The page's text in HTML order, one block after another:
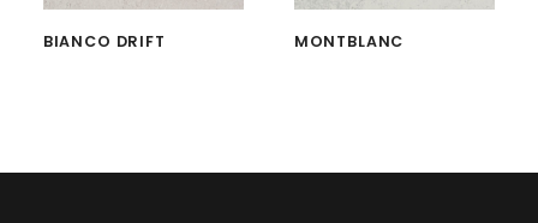
BIANCO DRIFT MONTBLANC